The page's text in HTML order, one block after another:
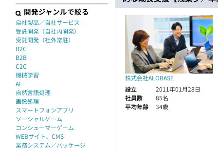
株式会社ALOBASE
設立
2011年01月28日
社員数
85名
平均年齢
34歳
開発ジャンルで絞る
自社製品／自社サービス
受託開発（自社内開発）
受託開発（社外常駐）
B2C
B2B
C2C
機械学習
AI
自然言語処理
画像処理
スマートフォンアプリ
ソーシャルゲーム
コンシューマーゲーム
WEBサイト、CMS
業務システム／パッケージ